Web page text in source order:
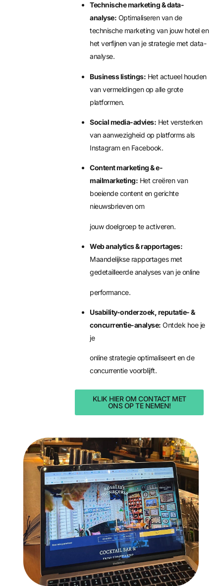
Technische marketing & data-
analyse: Optimaliseren van de
technische marketing van jouw hotel en
het verfijnen van je strategie met data-
analyse.
Business listings: Het actueel houden
van vermeldingen op alle grote
platformen.
Social media-advies: Het versterken
van aanwezigheid op platforms als
Instagram en Facebook.
Content marketing & e-
mailmarketing: Het creëren van
boeiende content en gerichte
nieuwsbrieven om
jouw doelgroep te activeren.
Web analytics & rapportages:
Maandelijkse rapportages met
gedetailleerde analyses van je online
performance.
Usability-onderzoek, reputatie- &
concurrentie-analyse: Ontdek hoe je
je
online strategie optimaliseert en de
concurrentie voorblijft.
KLIK HIER OM CONTACT MET
ONS OP TE NEMEN!